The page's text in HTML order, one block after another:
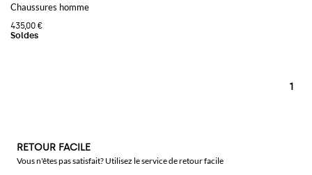
Chaussures homme
435,00 €
1
RETOUR FACILE
Vous n'êtes pas satisfait? Utilisez le service de retour facile